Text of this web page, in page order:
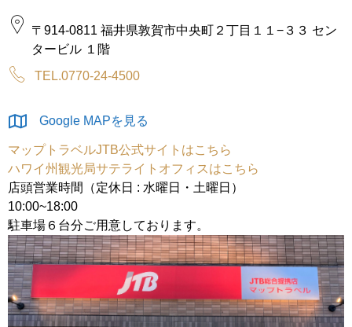
〒914-0811 福井県敦賀市中央町２丁目１１−３３ セン
タービル １階
TEL.0770-24-4500
Google MAPを見る
マップトラベルJTB公式サイトはこちら
ハワイ州観光局サテライトオフィスはこちら
店頭営業時間（定休日 : 水曜日・土曜日）
10:00~18:00
駐車場６台分ご用意しております。